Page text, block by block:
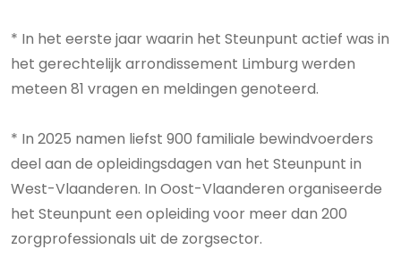
* In het eerste jaar waarin het Steunpunt actief was in
het gerechtelijk arrondissement Limburg werden
meteen 81 vragen en meldingen genoteerd.
* In 2025 namen liefst 900 familiale bewindvoerders
deel aan de opleidingsdagen van het Steunpunt in
West-Vlaanderen. In Oost-Vlaanderen organiseerde
het Steunpunt een opleiding voor meer dan 200
zorgprofessionals uit de zorgsector.